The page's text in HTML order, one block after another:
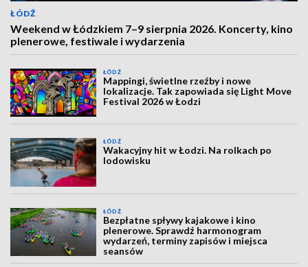
ŁÓDŹ
Weekend w Łódzkiem 7–9 sierpnia 2026. Koncerty, kino
plenerowe, festiwale i wydarzenia
ŁÓDŹ
Mappingi, świetlne rzeźby i nowe
lokalizacje. Tak zapowiada się Light Move
Festival 2026 w Łodzi
ŁÓDŹ
Wakacyjny hit w Łodzi. Na rolkach po
lodowisku
ŁÓDŹ
Bezpłatne spływy kajakowe i kino
plenerowe. Sprawdź harmonogram
wydarzeń, terminy zapisów i miejsca
seansów